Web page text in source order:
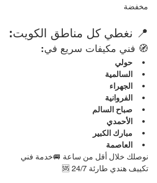
مخفضة
📍 نغطي كل مناطق الكويت:
🧭 فني مكيفات سريع في:
حولي
السالمية
الجهراء
الفروانية
صباح السالم
الأحمدي
مبارك الكبير
العاصمة
نوصلك خلال أقل من ساعة 🚐خدمة فني
تكييف هندي طارئة 24/7 🆘